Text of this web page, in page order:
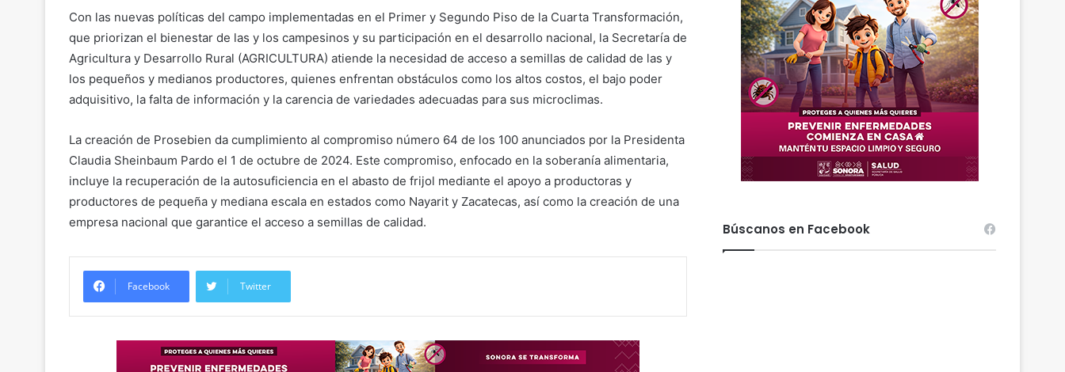
Con las nuevas políticas del campo implementadas en el Primer y Segundo Piso de la Cuarta Transformación,
que priorizan el bienestar de las y los campesinos y su participación en el desarrollo nacional, la Secretaría de
Agricultura y Desarrollo Rural (AGRICULTURA) atiende la necesidad de acceso a semillas de calidad de las y
los pequeños y medianos productores, quienes enfrentan obstáculos como los altos costos, el bajo poder
adquisitivo, la falta de información y la carencia de variedades adecuadas para sus microclimas.
La creación de Prosebien da cumplimiento al compromiso número 64 de los 100 anunciados por la Presidenta
Claudia Sheinbaum Pardo el 1 de octubre de 2024. Este compromiso, enfocado en la soberanía alimentaria,
incluye la recuperación de la autosuficiencia en el abasto de frijol mediante el apoyo a productoras y
productores de pequeña y mediana escala en estados como Nayarit y Zacatecas, así como la creación de una
empresa nacional que garantice el acceso a semillas de calidad.
Facebook Twitter
Búscanos en Facebook